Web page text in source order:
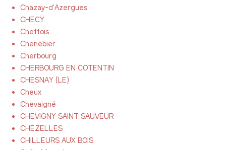
Chazay-d'Azergues
CHECY
Cheffois
Chenebier
Cherbourg
CHERBOURG EN COTENTIN
CHESNAY (LE)
Cheux
Chevaigné
CHEVIGNY SAINT SAUVEUR
CHEZELLES
CHILLEURS AUX BOIS